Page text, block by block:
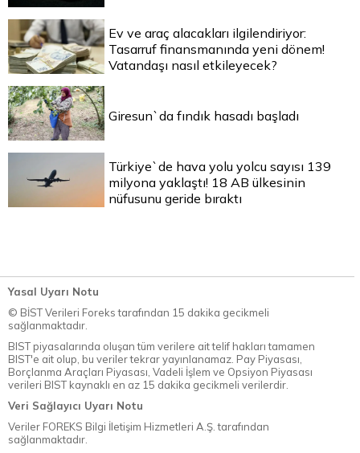
Ev ve araç alacakları ilgilendiriyor:
Tasarruf finansmanında yeni dönem!
Vatandaşı nasıl etkileyecek?
Giresun`da fındık hasadı başladı
Türkiye`de hava yolu yolcu sayısı 139
milyona yaklaştı! 18 AB ülkesinin
nüfusunu geride bıraktı
Yasal Uyarı Notu
© BİST Verileri Foreks tarafından 15 dakika gecikmeli
sağlanmaktadır.
BIST piyasalarında oluşan tüm verilere ait telif hakları tamamen
BIST'e ait olup, bu veriler tekrar yayınlanamaz. Pay Piyasası,
Borçlanma Araçları Piyasası, Vadeli İşlem ve Opsiyon Piyasası
verileri BIST kaynaklı en az 15 dakika gecikmeli verilerdir.
Veri Sağlayıcı Uyarı Notu
Veriler FOREKS Bilgi İletişim Hizmetleri A.Ş. tarafından
sağlanmaktadır.